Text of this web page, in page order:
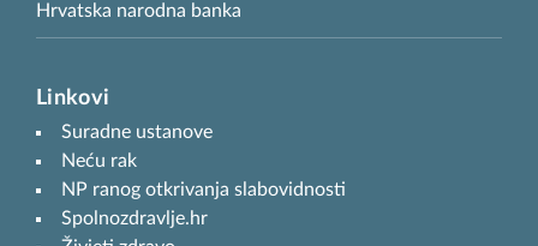
Hrvatska narodna banka
Linkovi
Suradne ustanove
Neću rak
NP ranog otkrivanja slabovidnosti
Spolnozdravlje.hr